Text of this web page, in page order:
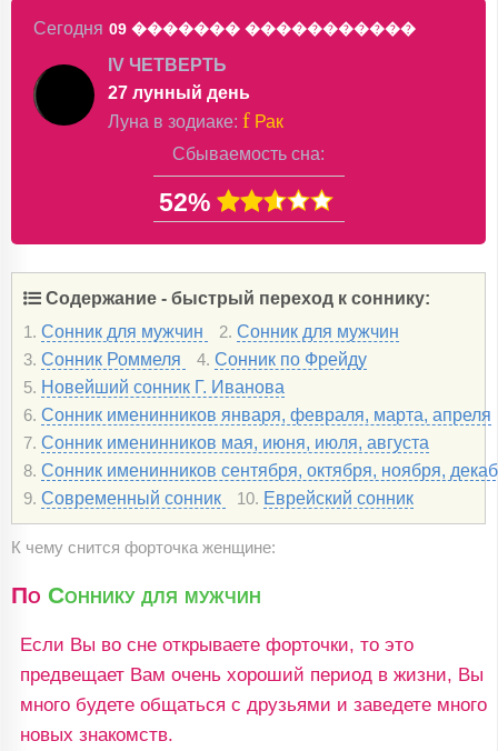
Сегодня 09 ������� �����������
IV ЧЕТВЕРТЬ
27 лунный день
Луна в зодиаке: f Рак
Сбываемость сна:
52%
Содержание - быстрый переход к соннику:
1. Сонник для мужчин 2. Сонник для мужчин
3. Сонник Роммеля 4. Сонник по Фрейду
5. Новейший сонник Г. Иванова
6. Сонник именинников января, февраля, марта, апреля
7. Сонник именинников мая, июня, июля, августа
8. Сонник именинников сентября, октября, ноября,
9. Современный сонник 10. Еврейский сонник
К чему снится форточка женщине:
По Соннику для мужчин
Если Вы во сне открываете форточки, то это
предвещает Вам очень хороший период в жизни, Вы
много будете общаться с друзьями и заведете много
новых знакомств.